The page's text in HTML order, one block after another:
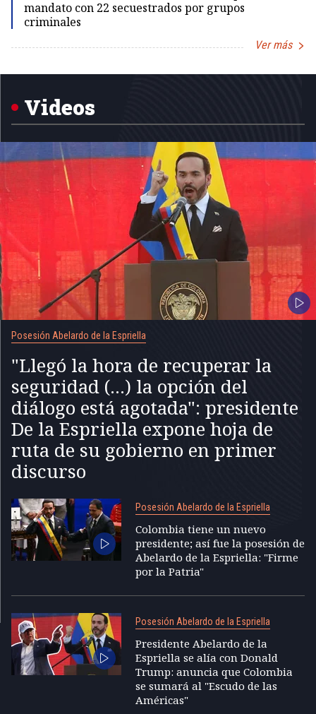
mandato con 22 secuestrados por grupos
criminales
Ver más
Videos
Posesión Abelardo de la Espriella
"Llegó la hora de recuperar la
seguridad (...) la opción del
diálogo está agotada": presidente
De la Espriella expone hoja de
ruta de su gobierno en primer
discurso
Posesión Abelardo de la Espriella
Colombia tiene un nuevo
presidente; así fue la posesión de
Abelardo de la Espriella: "Firme
por la Patria"
Posesión Abelardo de la Espriella
Presidente Abelardo de la
Espriella se alía con Donald
Trump: anuncia que Colombia
se sumará al "Escudo de las
Américas"